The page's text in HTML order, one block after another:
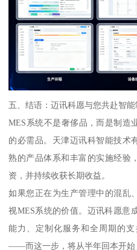
五、结语：迈讯科愿与您共赴智
MES系统不是奢侈品，而是制造
的必需品。天津迈讯科智能技术
熟的产品体系和丰富的实施经验
资，并持续收获长期收益。
如果您正在为生产管理中的混乱
视MES系统的价值。迈讯科愿意
能力、定制化服务和全周期的
——而这一步，将从半年回本开始